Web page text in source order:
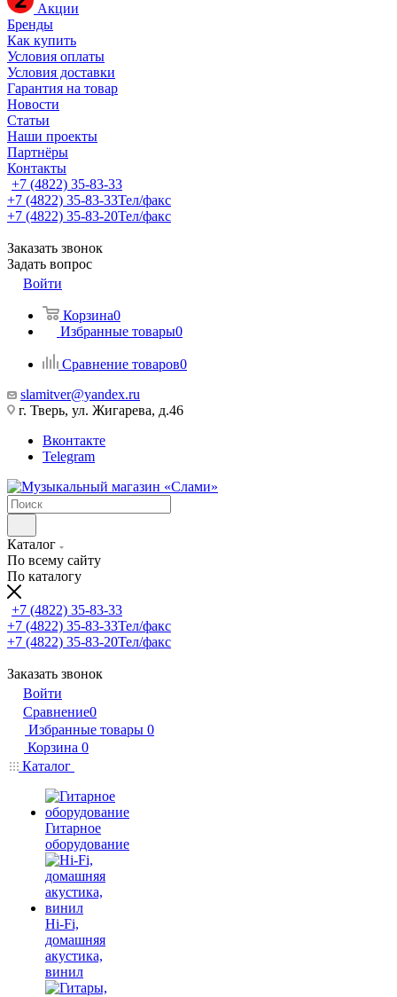
Акции
Бренды
Как купить
Условия оплаты
Условия доставки
Гарантия на товар
Новости
Статьи
Наши проекты
Партнёры
Контакты
+7 (4822) 35-83-33
+7 (4822) 35-83-33Тел/факс
+7 (4822) 35-83-20Тел/факс
Заказать звонок
Задать вопрос
Войти
Корзина0
Избранные товары0
Сравнение товаров0
slamitver@yandex.ru
г. Тверь, ул. Жигарева, д.46
Вконтакте
Telegram
Каталог
По всему сайту
По каталогу
+7 (4822) 35-83-33
+7 (4822) 35-83-33Тел/факс
+7 (4822) 35-83-20Тел/факс
Заказать звонок
Войти
Сравнение0
Избранные товары 0
Корзина 0
Каталог
Гитарное
оборудование
Hi-Fi,
домашняя
акустика,
винил